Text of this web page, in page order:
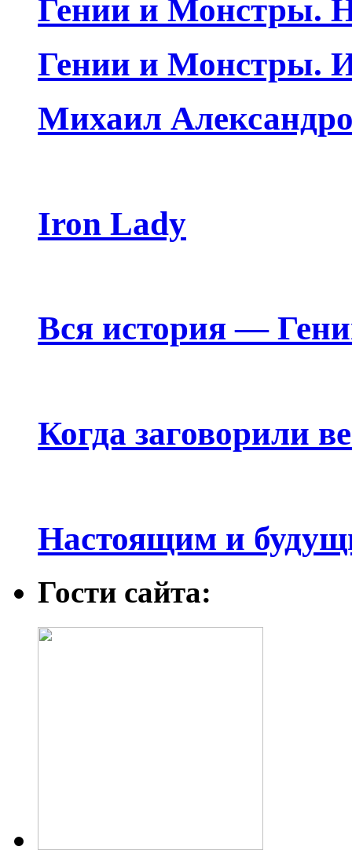
Гении и Монстры.
Гении и Монстры.
Михаил
Iron Lady
Вся история —
Когда заговорили
Настоящим и
Гости сайта: